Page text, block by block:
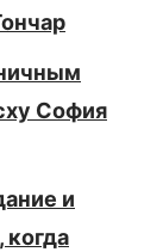
София
и
когда